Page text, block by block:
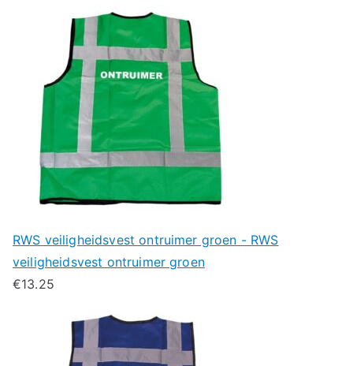
RWS veiligheidsvest ontruimer groen - RWS
veiligheidsvest ontruimer groen
€13.25